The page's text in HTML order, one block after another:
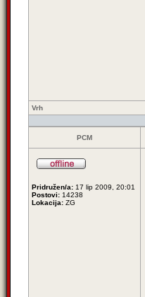
Vrh
PCM
Pridružen/a: 17 lip 2009, 20:01
Postovi: 14238
Lokacija: ZG